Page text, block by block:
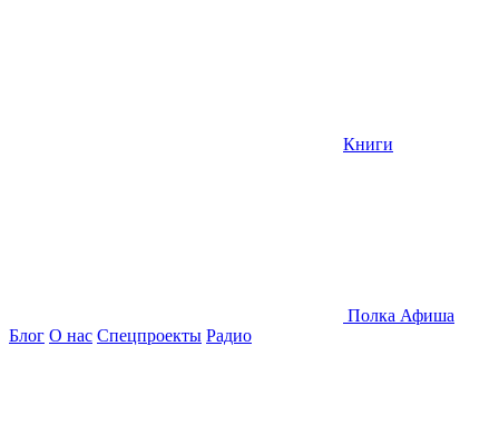
Книги
Полка Афиша
Блог О нас Спецпроекты Радио